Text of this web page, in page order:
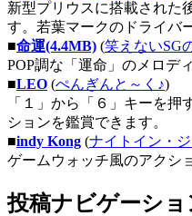
新型プリウスに搭載された
す。若葉マークのドライバ
■命運(4.4MB) (笑えないSG
POP調な「運命」のメロデ
■LEO (ぺんぎんと～く♪)
「１」から「６」キーを
ションを鑑賞できます。
■indy Kong (ナイトイン・
ゲームウォッチ風のアクシ
投稿ナビゲーショ